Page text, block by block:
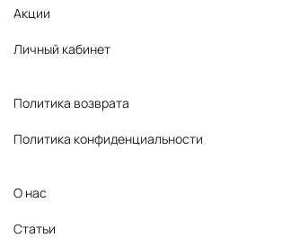
О нас
Статьи
Политика возврата
Политика конфиденциальности
Акции
Личный кабинет